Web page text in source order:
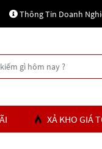
Thông Tin Doanh
XẢ KHO GIÁ